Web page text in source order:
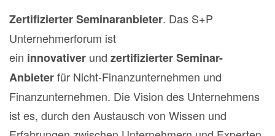
Zertifizierter Seminaranbieter. Das S+P
Unternehmerforum ist
ein innovativer und zertifizierter Seminar-
Anbieterfür Nicht-Finanzunternehmen und
Finanzunternehmen. Die Vision des Unternehmens
ist es, durch den Austausch von Wissen und